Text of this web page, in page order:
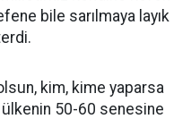
bile sarılmaya layık
kim, kime yaparsa
ülkenin 50-60 senesine